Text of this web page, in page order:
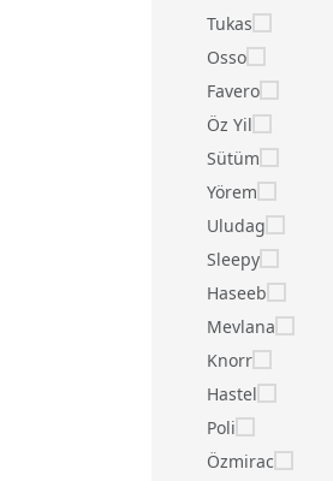
Tukas
Osso
Favero
Öz Yil
Sütüm
Yörem
Uludag
Sleepy
Haseeb
Mevlana
Knorr
Hastel
Poli
Özmirac